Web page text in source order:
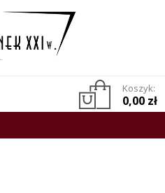
Koszyk:
0,00 zł